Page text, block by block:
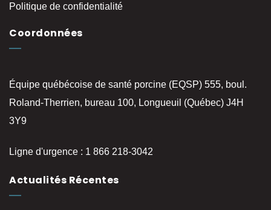
Politique de confidentialité
Coordonnées
Équipe québécoise de santé porcine (EQSP) 555, boul.
Roland-Therrien, bureau 100, Longueuil (Québec) J4H
3Y9
Ligne d'urgence : 1 866 218-3042
Actualités Récentes